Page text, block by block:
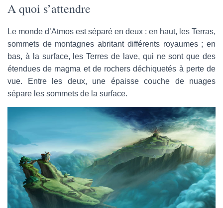
A quoi s’attendre
Le monde d’Atmos est séparé en deux : en haut, les Terras,
sommets de montagnes abritant différents royaumes ; en
bas, à la surface, les Terres de lave, qui ne sont que des
étendues de magma et de rochers déchiquetés à perte de
vue. Entre les deux, une épaisse couche de nuages
sépare les sommets de la surface.